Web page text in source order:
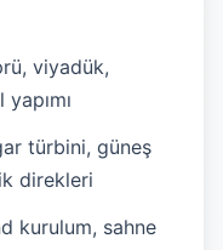
viyadük,
türbini, güneş
direkleri
kurulum, sahne